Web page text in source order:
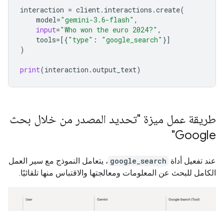
interaction = client. interactions .create(
model="gemini-3.6-flash" ,
input="Who won the euro 2024?" ,
tools=[{"type" : "google_search" }]
)
print(interaction .output_text)
طريقة عمل ميزة "تحديد المصدر من خلال بحث
Google"
عند تفعيل أداة google_search ، يتعامل النموذج مع سير العمل
الكامل للبحث عن المعلومات ومعالجتها والاقتباس منها تلقائيًا.